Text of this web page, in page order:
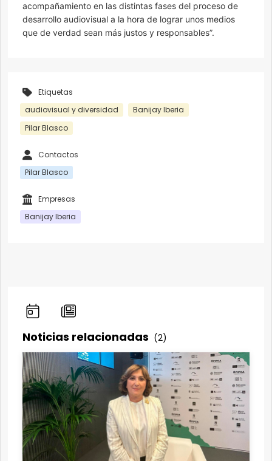
acompañamiento en las distintas fases del proceso de
desarrollo audiovisual a la hora de lograr unos medios
que de verdad sean más justos y responsables”.
Etiquetas
audiovisual y diversidad
Banijay Iberia
Pilar Blasco
Contactos
Pilar Blasco
Empresas
Banijay Iberia
Noticias relacionadas (2)